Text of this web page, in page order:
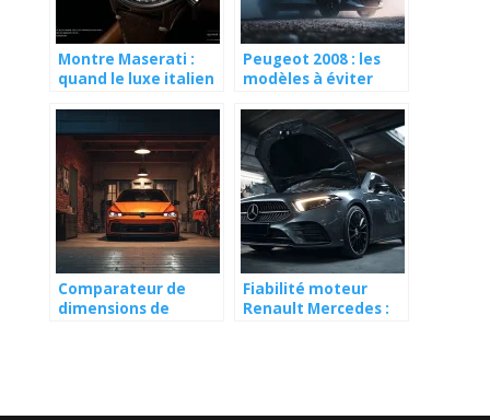
Montre Maserati :
quand le luxe italien
Peugeot 2008 : les
modèles à éviter
Comparateur de
dimensions de
Fiabilité moteur
Renault Mercedes :